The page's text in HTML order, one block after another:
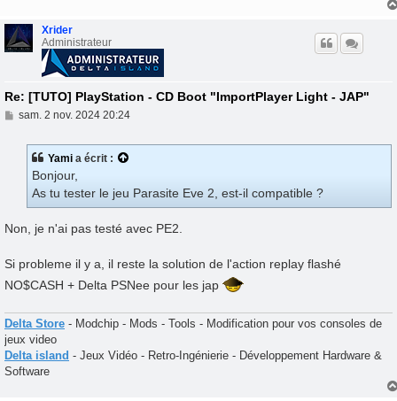
Xrider
Administrateur
Re: [TUTO] PlayStation - CD Boot "ImportPlayer Light - JAP"
M
sam. 2 nov. 2024 20:24
Yami a écrit :
Bonjour,
As tu tester le jeu Parasite Eve 2, est-il compatible ?
Non, je n'ai pas testé avec PE2.
Si probleme il y a, il reste la solution de l'action replay flashé
NO$CASH + Delta PSNee pour les jap
Delta Store - Modchip - Mods - Tools - Modification pour vos consoles de
jeux video
Delta island - Jeux Vidéo - Retro-Ingénierie - Développement Hardware &
Software